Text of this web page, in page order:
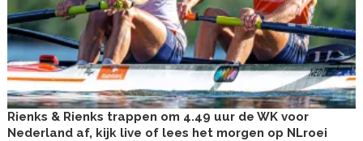
Rienks & Rienks trappen om 4.49 uur de WK voor
Nederland af, kijk live of lees het morgen op NLroei